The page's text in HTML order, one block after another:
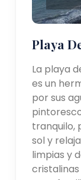
Playa
La playa
es un
por sus
tranquilo,
sol y
limpias y